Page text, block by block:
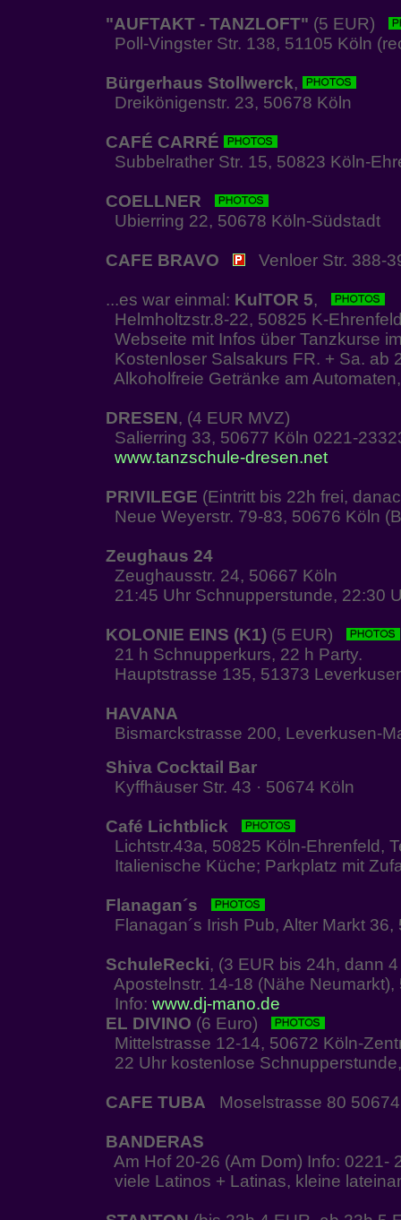
"AUFTAKT - TANZLOFT" (5 EUR)
Poll-Vingster Str. 138, 51105 Köln
Bürgerhaus Stollwerck,
Dreikönigenstr. 23, 50678 Köln
CAFÉ CARRÉ
Subbelrather Str. 15, 50823 Köln-
COELLNER
Ubierring 22, 50678 Köln-Südstadt
CAFE BRAVO Venloer Str. 388-
...es war einmal: KulTOR 5,
Helmholtzstr.8-22, 50825 K-
Webseite mit Infos über Tanzkurse
Kostenloser Salsakurs FR. + Sa. ab
Alkoholfreie Getränke am
DRESEN, (4 EUR MVZ)
Salierring 33, 50677 Köln 0221-
www.tanzschule-dresen.net
PRIVILEGE (Eintritt bis 22h frei,
Neue Weyerstr. 79-83, 50676 Köln
Zeughaus 24
Zeughausstr. 24, 50667 Köln
21:45 Uhr Schnupperstunde, 22:30
KOLONIE EINS (K1) (5 EUR)
21 h Schnupperkurs, 22 h Party.
Hauptstrasse 135, 51373
HAVANA
Bismarckstrasse 200, Leverkusen-
Shiva Cocktail Bar
Kyffhäuser Str. 43 · 50674 Köln
Café Lichtblick
Lichtstr.43a, 50825 Köln-Ehrenfeld,
Italienische Küche; Parkplatz mit
Flanagan´s
Flanagan´s Irish Pub, Alter Markt
SchuleRecki, (3 EUR bis 24h, dann
Apostelnstr. 14-18 (Nähe
Info: www.dj-mano.de
EL DIVINO (6 Euro)
Mittelstrasse 12-14, 50672 Köln-
22 Uhr kostenlose
CAFE TUBA Moselstrasse 80
BANDERAS
Am Hof 20-26 (Am Dom) Info: 0221-
viele Latinos + Latinas, kleine